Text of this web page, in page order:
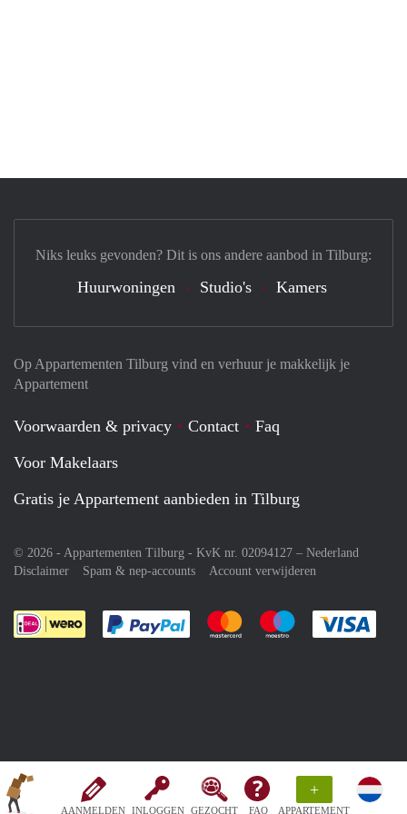
AANMELDEN INLOGGEN GEZOCHT FAQ
+
APPARTEMENT
Op Appartementen Tilburg vind en verhuur je makkelijk je
Appartement
Voorwaarden & privacy Contact
Faq
Voor Makelaars
Gratis je Appartement aanbieden in Tilburg
© 2026 - Appartementen Tilburg - KvK nr. 02094127 – Nederland
Disclaimer
Spam & nep-accounts Account verwijderen
Je rekent gemakkelijk af met Paypal
Je rekent gemakkelijk af met
Je rekent
Niks leuks gevonden? Dit is ons andere aanbod in Tilburg:
Huurwoningen Studio's Kamers